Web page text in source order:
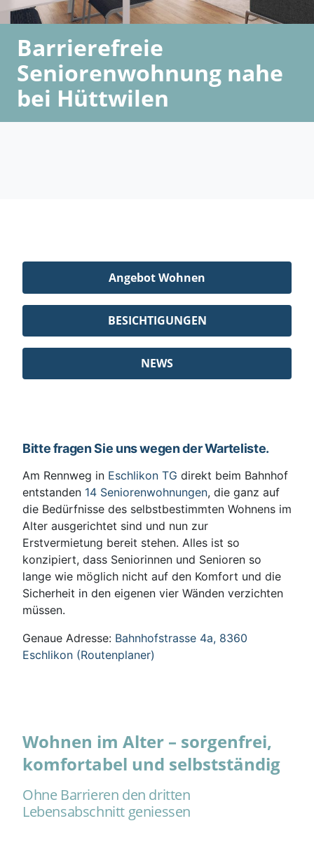
Barrierefreie
Seniorenwohnung nahe
bei Hüttwilen
Angebot Wohnen
BESICHTIGUNGEN
NEWS
Bitte fragen Sie uns wegen der Warteliste.
Am Rennweg in Eschlikon TG direkt beim Bahnhof
entstanden 14 Seniorenwohnungen, die ganz auf
die Bedürfnisse des selbstbestimmten Wohnens im
Alter ausgerichtet sind und nun zur
Erstvermietung bereit stehen. Alles ist so
konzipiert, dass Seniorinnen und Senioren so
lange wie möglich nicht auf den Komfort und die
Sicherheit in den eigenen vier Wänden verzichten
müssen.
Genaue Adresse: Bahnhofstrasse 4a, 8360
Eschlikon (Routenplaner)
Wohnen im Alter – sorgenfrei,
komfortabel und selbstständig
Ohne Barrieren den dritten
Lebensabschnitt geniessen